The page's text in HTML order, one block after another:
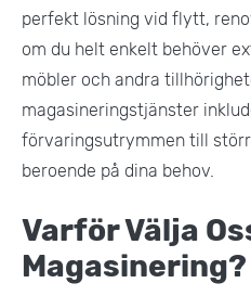
perfekt lösning vid flytt,
om du helt enkelt behöver
möbler och andra
magasineringstjänster
förvaringsutrymmen till
beroende på dina behov.
Varför Välja
Magasinering?